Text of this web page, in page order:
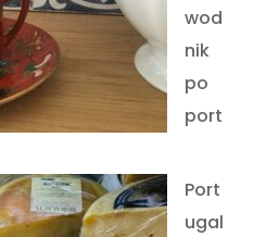
wod
nik
po
port
Port
ugal